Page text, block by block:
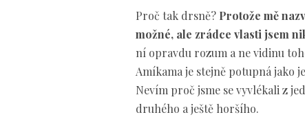
Proč tak drsně? Protože mě
možné, ale zrádce vlasti jsem
ní opravdu rozum a ne vidinu
Amíkama je stejně potupná jako
Nevím proč jsme se vyvlékali z
druhého a ještě horšího.